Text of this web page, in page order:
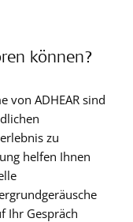
können?
von ADHEAR sind
zu
helfen Ihnen
Ihr Gespräch